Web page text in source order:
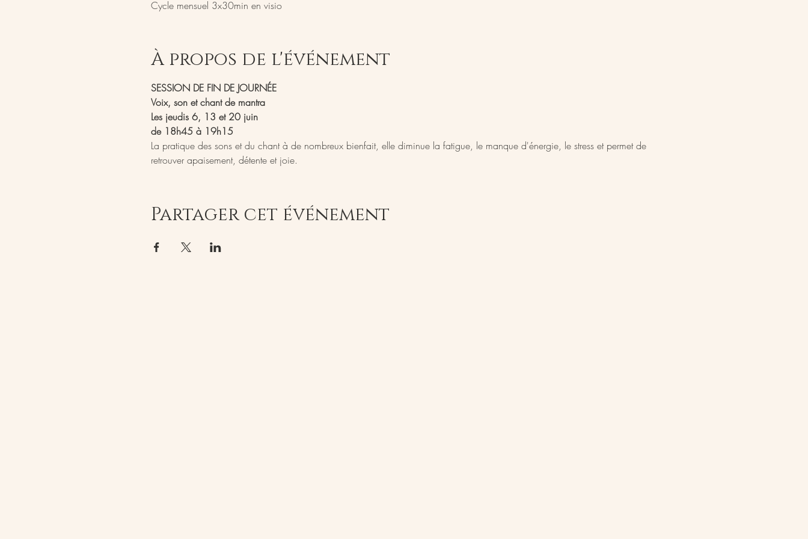
Cycle mensuel 3x30min en visio
À propos de l'événement
SESSION DE FIN DE JOURNÉE
Voix, son et chant de mantra
Les jeudis 6, 13 et 20 juin
de 18h45 à 19h15
La pratique des sons et du chant à de nombreux bienfait, elle diminue la fatigue, le manque d'énergie, le stress et permet de
retrouver apaisement, détente et joie.
Partager cet événement